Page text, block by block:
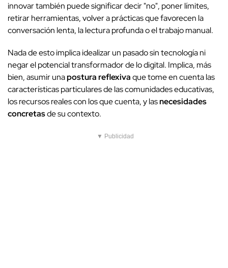
innovar también puede significar decir "no", poner límites,
retirar herramientas, volver a prácticas que favorecen la
conversación lenta, la lectura profunda o el trabajo manual.
Nada de esto implica idealizar un pasado sin tecnología ni
negar el potencial transformador de lo digital. Implica, más
bien, asumir unapostura reflexivaque tome en cuenta las
características particulares de las comunidades educativas,
los recursos reales con los que cuenta, y lasnecesidades
concretasde su contexto.
▼ Publicidad